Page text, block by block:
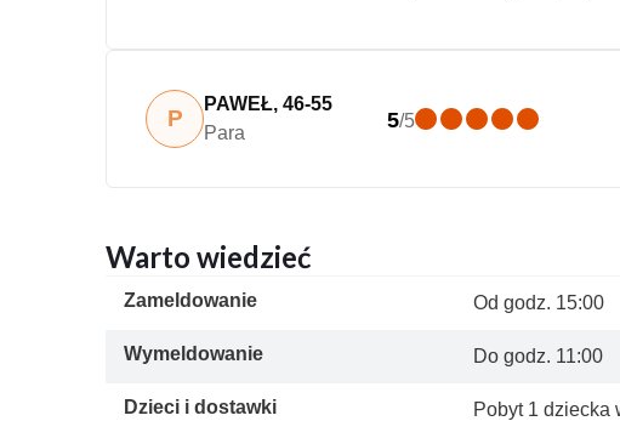
P
PAWEŁ, 46-55
Para
5/5
Warto wiedzieć
Zameldowanie Od godz. 15:00
Wymeldowanie Do godz. 11:00
Dzieci i dostawki
Pobyt 1 dziecka